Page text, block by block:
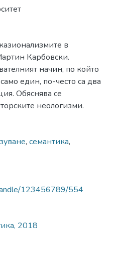
в
Карбовски.
начин, по който
един, по-често са два
Обяснява се
неологизми.
, семантика,
123456789/554
2018